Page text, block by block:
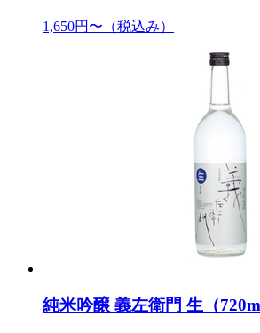
1,650円〜 （税込み）
純米吟醸 義左衛門 生（